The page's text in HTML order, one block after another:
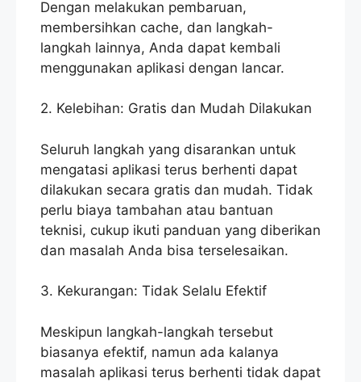
Dengan melakukan pembaruan,
membersihkan cache, dan langkah-
langkah lainnya, Anda dapat kembali
menggunakan aplikasi dengan lancar.
2. Kelebihan: Gratis dan Mudah Dilakukan
Seluruh langkah yang disarankan untuk
mengatasi aplikasi terus berhenti dapat
dilakukan secara gratis dan mudah. Tidak
perlu biaya tambahan atau bantuan
teknisi, cukup ikuti panduan yang diberikan
dan masalah Anda bisa terselesaikan.
3. Kekurangan: Tidak Selalu Efektif
Meskipun langkah-langkah tersebut
biasanya efektif, namun ada kalanya
masalah aplikasi terus berhenti tidak dapat